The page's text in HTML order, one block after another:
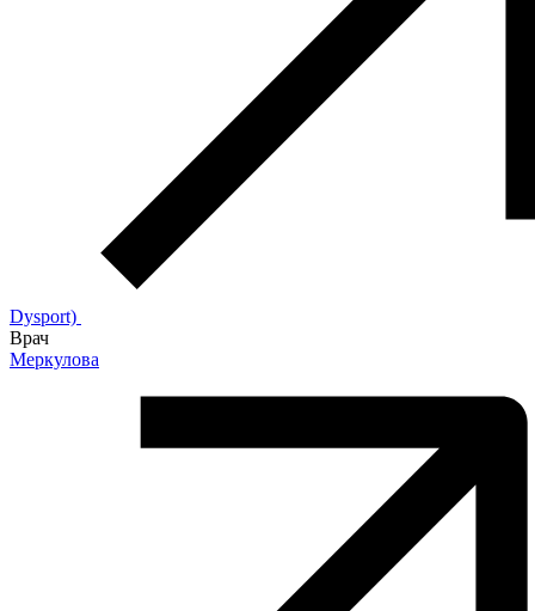
Dysport)
Врач
Меркулова